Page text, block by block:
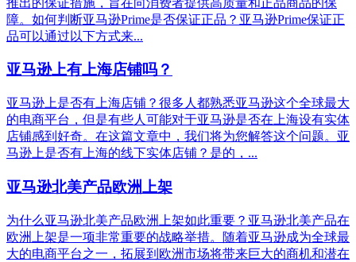
障。如何判断亚马逊Prime是否保证正品？亚马逊Prime保证正
品可以通过以下方式来...
亚马逊上有上海店铺吗？
亚马逊上是否有上海店铺？很多人都熟悉亚马逊这个全球最大
的电商平台，但是有些人可能对于亚马逊是否在上海设有实体
店铺感到好奇。在这篇文章中，我们将为您解答这个问题。亚
马逊上是否有上海的线下实体店铺？是的，...
亚马逊北美产品欧洲上架
为什么亚马逊北美产品欧洲上架如此重要？亚马逊北美产品在
欧洲上架是一项非常重要的战略举措。随着亚马逊成为全球最
大的电商平台之一，拓展到欧洲市场将带来巨大的商机和潜在